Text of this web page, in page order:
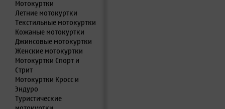
Мотокуртки
Летние мотокуртки
Текстильные мотокуртки
Кожаные мотокуртки
Джинсовые мотокуртки
Женские мотокуртки
Мотокуртки Спорт и
Стрит
Мотокуртки Кросс и
Эндуро
Туристические